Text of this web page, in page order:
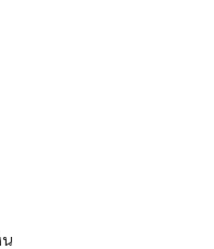
น